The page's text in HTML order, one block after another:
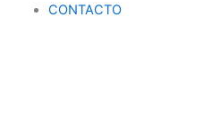
CONTACTO